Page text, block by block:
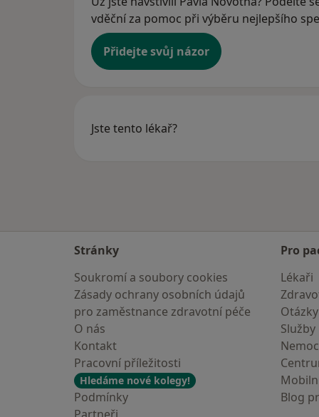
vděční za pomoc při výběru nejlepšího
Přidejte svůj názor
Jste tento lékař?
Stránky
Soukromí a soubory cookies
Zásady ochrany osobních údajů
pro zaměstnance zdravotní péče
O nás
Kontakt
Pracovní příležitosti
Hledáme nové kolegy!
Podmínky
Pro
Lékaři
Služby
Blog